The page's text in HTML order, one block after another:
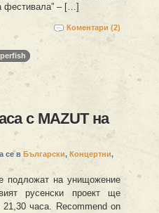
фестивала” – […]
Коментари (2)
с MAZUT на
се в Български, Концертни,
подложат на унищожение
русенски проект ще
часа. Recommend on